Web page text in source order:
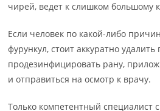
чирей, ведет к слишком большому
Если человек по какой-либо
фурункул, стоит аккуратно удалить
продезинфицировать рану,
и отправиться на осмотр к врачу.
Только компетентный специалист